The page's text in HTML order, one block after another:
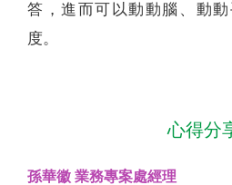
答，進而可以動動腦、動
度。
心得分
孫華徽 業務專案處經理